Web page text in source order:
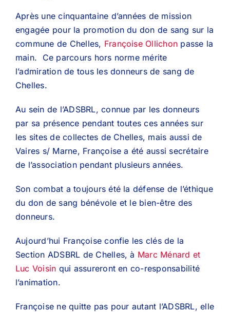
Après une cinquantaine d’années de mission
engagée pour la promotion du don de sang sur la
commune de Chelles, Françoise Ollichon passe la
main. Ce parcours hors norme mérite
l’admiration de tous les donneurs de sang de
Chelles.
Au sein de l’ADSBRL, connue par les donneurs
par sa présence pendant toutes ces années sur
les sites de collectes de Chelles, mais aussi de
Vaires s/ Marne, Françoise a été aussi secrétaire
de l’association pendant plusieurs années.
Son combat a toujours été la défense de l’éthique
du don de sang bénévole et le bien-être des
donneurs.
Aujourd’hui Françoise confie les clés de la
Section ADSBRL de Chelles, à Marc Ménard et
Luc Voisin qui assureront en co-responsabilité
l’animation.
Françoise ne quitte pas pour autant l’ADSBRL, elle